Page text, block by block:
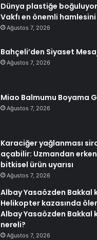
Dünya plastiğe boğuluyor,
Vakfı en önemli
Ağustos 7, 2026
Bahçeli’den Siyaset
Ağustos 7, 2026
Miao Balmumu Boyama
Ağustos 7, 2026
Karaciğer yağlanması
açabilir: Uzmandan erken
bitkisel ürün uyarısı
Ağustos 7, 2026
Albay Yasaözden Bakkal
Helikopter kazasında
Albay Yasaözden Bakkal
nereli?
Ağustos 7, 2026